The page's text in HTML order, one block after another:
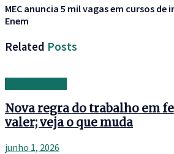
MEC anuncia 5 mil vagas em cursos
Enem
Related Posts
Nova regra do trabalho em
valer; veja o que muda
junho 1, 2026